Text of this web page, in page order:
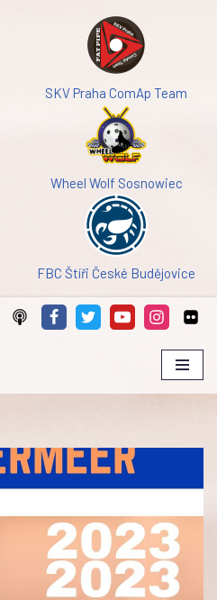
SKV Praha ComAp Team
Wheel Wolf Sosnowiec
FBC Štíři České Budějovice